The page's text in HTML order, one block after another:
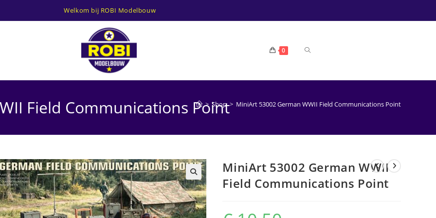
Welkom bij ROBI Modelbouw
0 TOGGLE
Field Communications Point
> Shop > MiniArt 53002 German WWII Field Communications Point
MiniArt 53002 German WWII
Field Communications Point